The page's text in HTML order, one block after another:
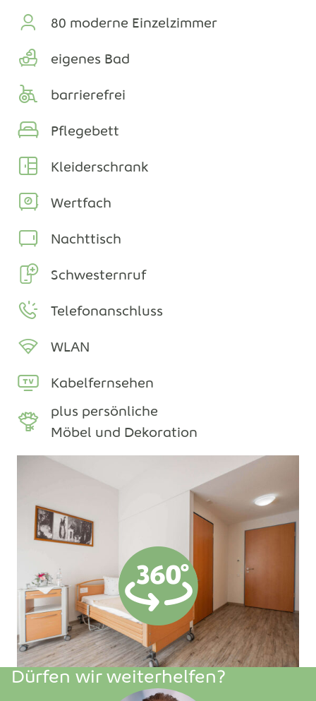
80 moderne Einzelzimmer
eigenes Bad
barrierefrei
Pflegebett
Kleiderschrank
Wertfach
Nachttisch
Schwesternruf
Telefonanschluss
WLAN
Kabelfernsehen
plus persönliche
Möbel und Dekoration
Dürfen wir weiterhelfen?